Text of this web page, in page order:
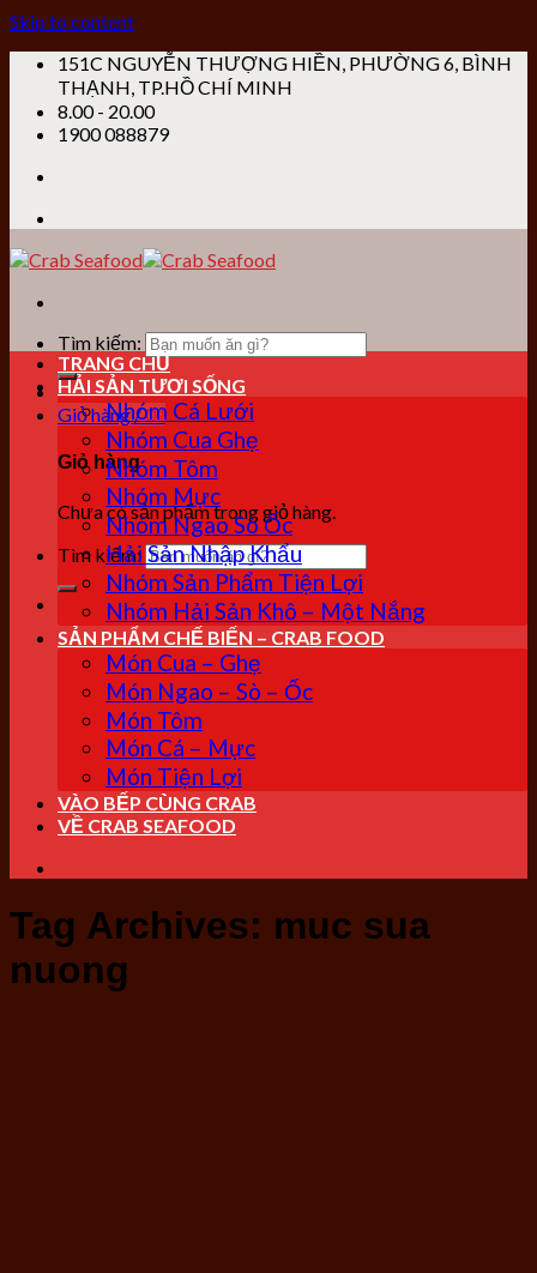
Skip to content
151C NGUYỄN THƯỢNG HIỀN, PHƯỜNG 6, BÌNH
THẠNH, TP.HỒ CHÍ MINH
8.00 - 20.00
1900 088879
Tìm kiếm:
Giỏ hàng /0₫
Giỏ hàng
Chưa có sản phẩm trong giỏ hàng.
Tìm kiếm:
TRANG CHỦ
HẢI SẢN TƯƠI SỐNG
Nhóm Cá Lưới
Nhóm Cua Ghẹ
Nhóm Tôm
Nhóm Mực
Nhóm Ngao Sò Ốc
Hải Sản Nhập Khẩu
Nhóm Sản Phẩm Tiện Lợi
Nhóm Hải Sản Khô – Một Nắng
SẢN PHẨM CHẾ BIẾN – CRAB FOOD
Món Cua – Ghẹ
Món Ngao – Sò – Ốc
Món Tôm
Món Cá – Mực
Món Tiện Lợi
VÀO BẾP CÙNG CRAB
VỀ CRAB SEAFOOD
Tag Archives: muc sua
nuong